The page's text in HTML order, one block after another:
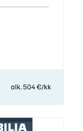
alk. 504 €/kk